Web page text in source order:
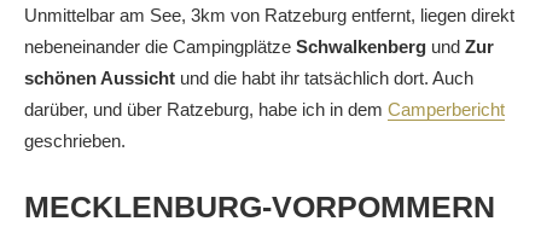
Unmittelbar am See, 3km von Ratzeburg entfernt, liegen direkt
nebeneinander die Campingplätze Schwalkenberg und Zur
schönen Aussicht und die habt ihr tatsächlich dort. Auch
darüber, und über Ratzeburg, habe ich in dem Camperbericht
geschrieben.
MECKLENBURG-VORPOMMERN